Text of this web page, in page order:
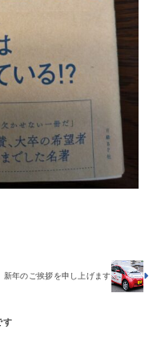
新年のご挨拶を申し上げます